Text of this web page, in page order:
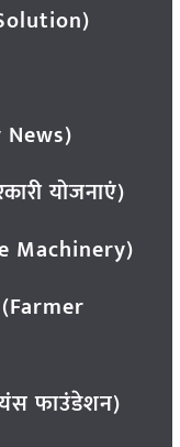
News)
योजनाएं)
Machinery)
फाउंडेशन)